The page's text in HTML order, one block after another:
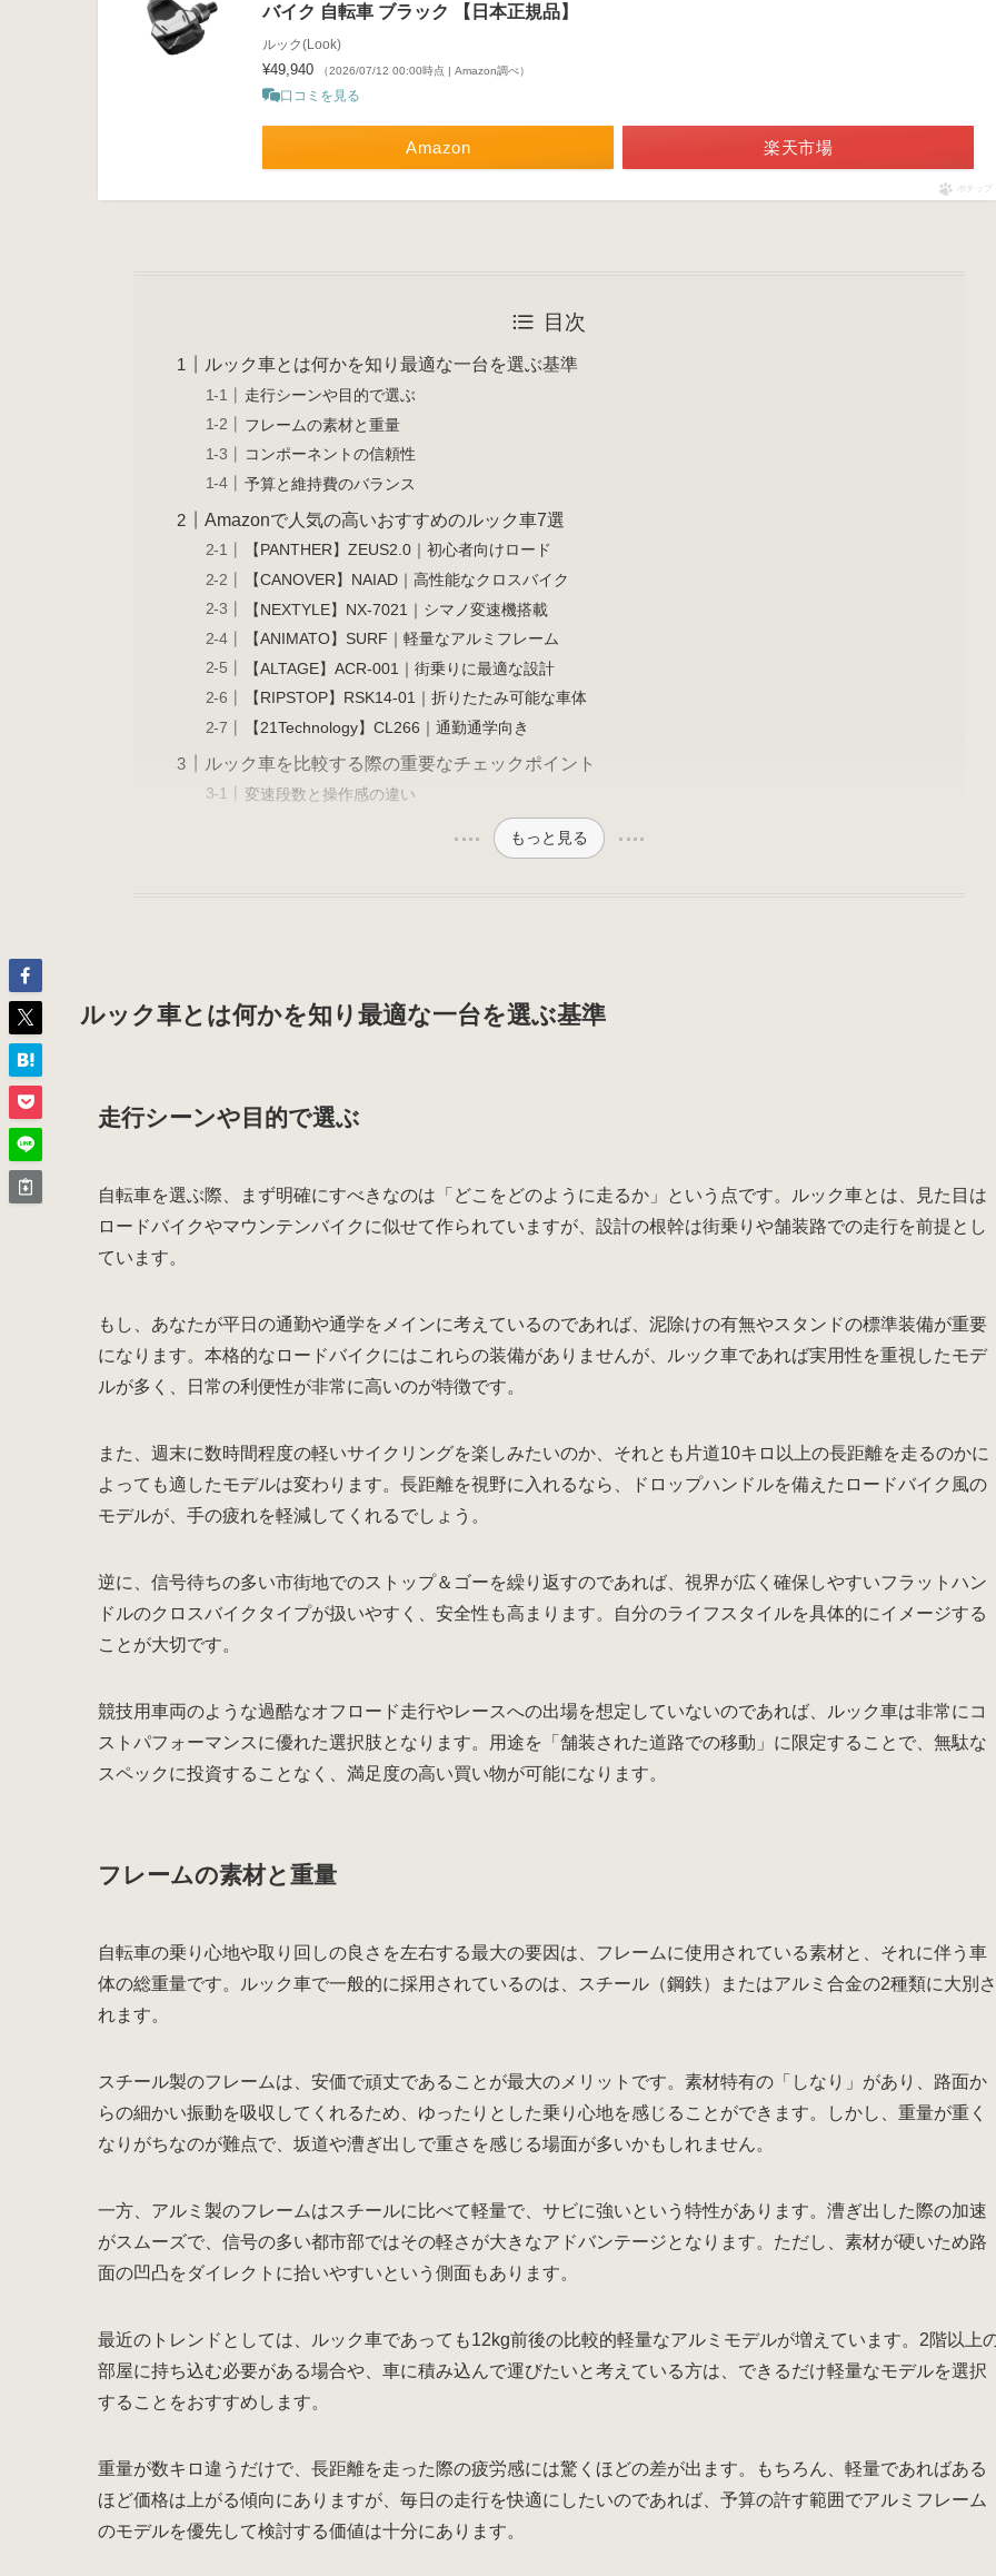
バイク 自転車 ブラック 【日本正規品】
ルック(Look)
¥49,940 （2026/07/12 00:00時点 | Amazon調べ）
口コミを見る
Amazon 楽天市場
ポチップ
目次
ルック車とは何かを知り最適な一台を選ぶ基準
走行シーンや目的で選ぶ
フレームの素材と重量
コンポーネントの信頼性
予算と維持費のバランス
Amazonで人気の高いおすすめのルック車7選
【PANTHER】ZEUS2.0｜初心者向けロード
【CANOVER】NAIAD｜高性能なクロスバイク
【NEXTYLE】NX-7021｜シマノ変速機搭載
【ANIMATO】SURF｜軽量なアルミフレーム
【ALTAGE】ACR-001｜街乗りに最適な設計
【RIPSTOP】RSK14-01｜折りたたみ可能な車体
【21Technology】CL266｜通勤通学向き
ルック車を比較する際の重要なチェックポイント
変速段数と操作感の違い
もっと見る
ルック車とは何かを知り最適な一台を選ぶ基準
走行シーンや目的で選ぶ
自転車を選ぶ際、まず明確にすべきなのは「どこをどのように走るか」という点です。ルック車とは、見た目は
ロードバイクやマウンテンバイクに似せて作られていますが、設計の根幹は街乗りや舗装路での走行を前提とし
ています。
もし、あなたが平日の通勤や通学をメインに考えているのであれば、泥除けの有無やスタンドの標準装備が重要
になります。本格的なロードバイクにはこれらの装備がありませんが、ルック車であれば実用性を重視したモデ
ルが多く、日常の利便性が非常に高いのが特徴です。
また、週末に数時間程度の軽いサイクリングを楽しみたいのか、それとも片道10キロ以上の長距離を走るのかに
よっても適したモデルは変わります。長距離を視野に入れるなら、ドロップハンドルを備えたロードバイク風の
モデルが、手の疲れを軽減してくれるでしょう。
逆に、信号待ちの多い市街地でのストップ＆ゴーを繰り返すのであれば、視界が広く確保しやすいフラットハン
ドルのクロスバイクタイプが扱いやすく、安全性も高まります。自分のライフスタイルを具体的にイメージする
ことが大切です。
競技用車両のような過酷なオフロード走行やレースへの出場を想定していないのであれば、ルック車は非常にコ
ストパフォーマンスに優れた選択肢となります。用途を「舗装された道路での移動」に限定することで、無駄な
スペックに投資することなく、満足度の高い買い物が可能になります。
フレームの素材と重量
自転車の乗り心地や取り回しの良さを左右する最大の要因は、フレームに使用されている素材と、それに伴う車
体の総重量です。ルック車で一般的に採用されているのは、スチール（鋼鉄）またはアルミ合金の2種類に大別さ
れます。
スチール製のフレームは、安価で頑丈であることが最大のメリットです。素材特有の「しなり」があり、路面か
らの細かい振動を吸収してくれるため、ゆったりとした乗り心地を感じることができます。しかし、重量が重く
なりがちなのが難点で、坂道や漕ぎ出しで重さを感じる場面が多いかもしれません。
一方、アルミ製のフレームはスチールに比べて軽量で、サビに強いという特性があります。漕ぎ出した際の加速
がスムーズで、信号の多い都市部ではその軽さが大きなアドバンテージとなります。ただし、素材が硬いため路
面の凹凸をダイレクトに拾いやすいという側面もあります。
最近のトレンドとしては、ルック車であっても12kg前後の比較的軽量なアルミモデルが増えています。2階以上
部屋に持ち込む必要がある場合や、車に積み込んで運びたいと考えている方は、できるだけ軽量なモデルを選択
することをおすすめします。
重量が数キロ違うだけで、長距離を走った際の疲労感には驚くほどの差が出ます。もちろん、軽量であればある
ほど価格は上がる傾向にありますが、毎日の走行を快適にしたいのであれば、予算の許す範囲でアルミフレーム
のモデルを優先して検討する価値は十分にあります。